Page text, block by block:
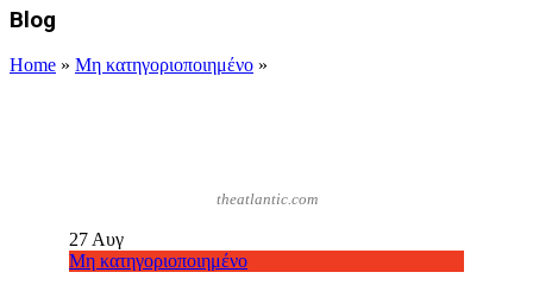
Blog
Home » Μη κατηγοριοποιημένο »
theatlantic.com
27Αυγ
Μη κατηγοριοποιημένο